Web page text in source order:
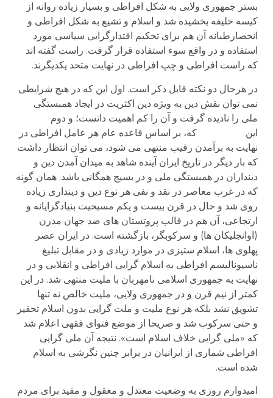
بستر جمهوری ولایی به شکل افراطی و بسیار زیاده روانه از
کیسه خلیفه بخشیده شد و اسلام و تشیع به شکل افراطی و
انحصارطبانه آن هم برای تحکیم اقتدارگرایی سیاسی مورد
استفاده و در واقع سوء استفاده قرار گرفت. راست گفته اند
که راست افراطی و چپ افراطی در نهایت متحد یکدیگرند.
در هرحال دو نکته قابل ذکر است. اول این که در هیچ شرایطی
نمی توان نقش دین به ویژه دین اکثریت در ایجاد همبستگی
ملی را نادیده گرفت و آن را کم اهمیت دانست؛ و دوم
این که، بر اساس قاعده عام هر عامل افراطی در
نهایت به برآمدن رقیب منتهی می شود، می توان انتظار داشت
که بار دیگر در تاریخ ایران آینده شاهد به میدان آمدن دین و
دینداران در همبستگی ملی و در بسیج همگانی باشد. همان گونه
که در غرب معاصر در نقد و نفی هر نوع دین و دینداری زیاده
روی شد و حال در قرن بیست و یکم مسیحیت بنیادگرایانه و
ارتجاعی، آن هم در قالب پروتستان های ضد جهان مدرن
(اوانجلیکان ها) و سرکوبگر، بازگشته است. در ایران عصر
پهلوی ها، اسلام ستیزی در موارد زیادی و در مقابل تبلیغ
ناسیونالیسم افراطی به اسلام گرایی افراطی و انقلابی و در
نهایت به جمهوری اسلامی نامهربان با ملیت منتهی شد. در این
کمتر از نیم قرن و در جمهوری ولایی، ملیت خالص نه تنها
تشویق نشد بلکه هر نوع ملیت و ملت گرایی بدون اسلام تحقیر
و حتی سرکوب شد و صریحا از موضع فتوای فقهی اعلام شد
که «ملی گرایی خلاف اسلام است». نتیجه آن ملی گرایی
افراطی شماری از ایرانیان در برابر چنین نگرشی به اسلام
شده است.
امیدوارم روزی به وضعیت معتدل و معقول و مفید برای مردم